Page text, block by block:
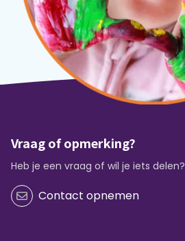
Vraag of opmerking?
Heb je een vraag of wil je iets delen?
Contact opnemen